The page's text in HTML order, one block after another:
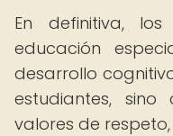
En definitiva,
educación
desarrollo
estudiantes, sino
valores de